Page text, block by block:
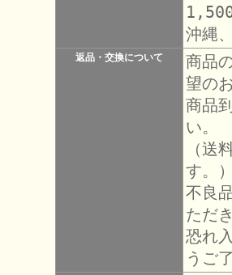
沖縄
返品・交換について
商品
望の
商品
い。
（送
す。
不良
ただ
恐れ
うご